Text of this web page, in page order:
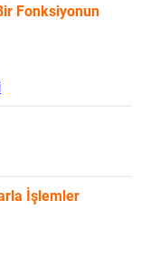
Fonksiyonun
İşlemler